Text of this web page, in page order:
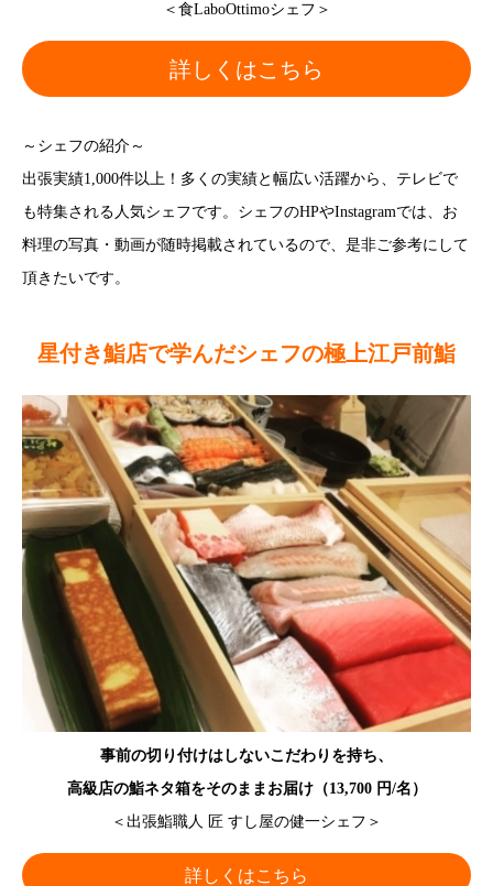
＜食LaboOttimoシェフ＞
詳しくはこちら
～シェフの紹介～
出張実績1,000件以上！多くの実績と幅広い活躍から、テレビで
も特集される人気シェフです。シェフのHPやInstagramでは、お
料理の写真・動画が随時掲載されているので、是非ご参考にして
頂きたいです。
星付き鮨店で学んだシェフの極上江戸前鮨
事前の切り付けはしないこだわりを持ち、
高級店の鮨ネタ箱をそのままお届け（13,700 円/名）
＜出張鮨職人 匠 すし屋の健一シェフ＞
詳しくはこちら